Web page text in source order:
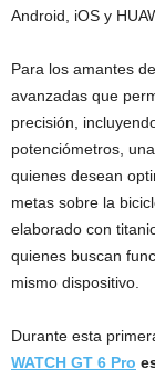
Android, iOS y
Para los amantes
avanzadas que
precisión,
potenciómetros,
quienes desean
metas sobre la
elaborado con
quienes buscan
mismo dispositivo.
Durante esta
WATCH GT 6 Pro